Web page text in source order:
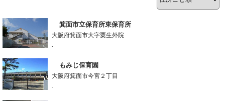
箕面市立保育所東保育所
大阪府箕面市大字粟生外院
-
もみじ保育園
大阪府箕面市今宮２丁目
-